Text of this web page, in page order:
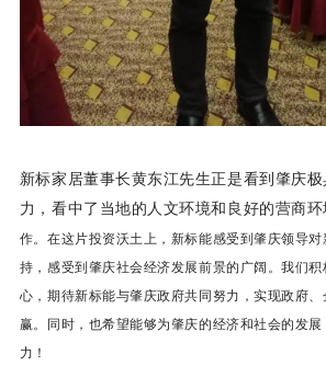
新标家居董事长黄东江先生正是看到肇庆
力，看中了当地的人文环境和良好的营商环
作。在这片投资沃土上，新标能感受到肇庆领导
持，感受到 肇庆社会经济发展前景的广阔 。我们
心，期待新标能与肇庆政府共同努力，实现政府、
赢。同时，也希望能够为肇庆的经济和社会的发展
力！